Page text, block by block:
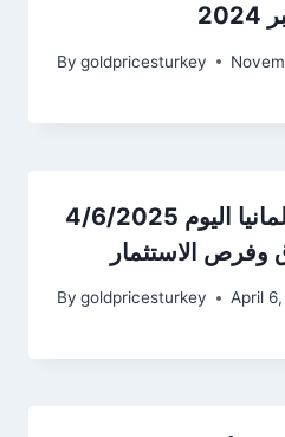
By goldpricesturkey
أسعار الذهب في ألمانيا اليوم 4/6/2025
وفرص الاستثمار
By goldpricesturkey April